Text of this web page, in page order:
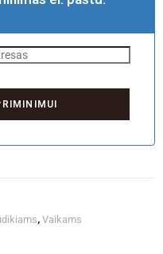
, Vaikams